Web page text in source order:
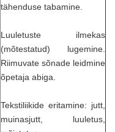
tähenduse tabamine.
Luuletuste ilmekas
(mõtestatud) lugemine.
Riimuvate sõnade leidmine
õpetaja abiga.
Tekstiliikide eritamine: jutt,
muinasjutt, luuletus,